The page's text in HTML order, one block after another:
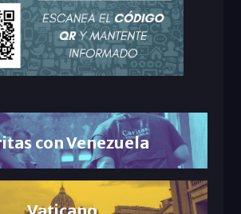
con Venezuela
Vaticano